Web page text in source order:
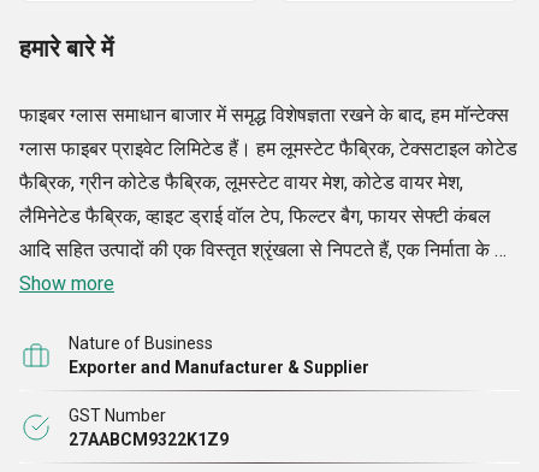
हमारे बारे में
फाइबर ग्लास समाधान बाजार में समृद्ध विशेषज्ञता रखने के बाद, हम मॉन्टेक्स
ग्लास फाइबर प्राइवेट लिमिटेड हैं। हम लूमस्टेट फैब्रिक, टेक्सटाइल कोटेड
फैब्रिक, ग्रीन कोटेड फैब्रिक, लूमस्टेट वायर मेश, कोटेड वायर मेश,
लैमिनेटेड फैब्रिक, व्हाइट ड्राई वॉल टेप, फिल्टर बैग, फायर सेफ्टी कंबल
आदि सहित उत्पादों की एक विस्तृत श्रृंखला से निपटते हैं, एक निर्माता के रूप
में, हम अपनी विभिन्न उत्पाद श्रेणियों और उनके उपयोगों के बारे में समृद्ध ज्ञान
हैं और आपूर्ति करते हैं जो बाजार की विभिन्न मांगों को पूरा करने में मदद करती
है। हम विभिन्न आकारों और विशिष्टताओं में पेश किए गए कपड़े, जाली, बैग,
कंबल और सभी उत्पाद विकसित करते हैं, जो हमारे बैंडविड्थ को बढ़ाते हैं
और हमें एक विशाल ग्राहक की आवश्यकताओं को पूरा करने में मदद करते
Show more
Nature of Business
Exporter and Manufacturer & Supplier
GST Number
27AABCM9322K1Z9